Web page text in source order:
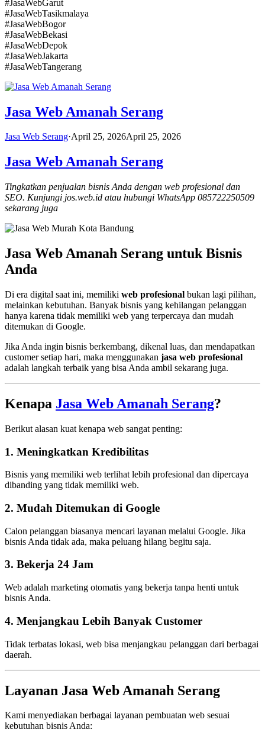
#JasaWebGarut
#JasaWebTasikmalaya
#JasaWebBogor
#JasaWebBekasi
#JasaWebDepok
#JasaWebJakarta
#JasaWebTangerang
Jasa Web Amanah Serang
Jasa Web Serang·April 25, 2026April 25, 2026
Jasa Web Amanah Serang
Tingkatkan penjualan bisnis Anda dengan web profesional dan
SEO. Kunjungi jos.web.id atau hubungi WhatsApp 085722250509
sekarang juga
Jasa Web Amanah Serang untuk Bisnis
Anda
Di era digital saat ini, memiliki web profesional bukan lagi pilihan,
melainkan kebutuhan. Banyak bisnis yang kehilangan pelanggan
hanya karena tidak memiliki web yang terpercaya dan mudah
ditemukan di Google.
Jika Anda ingin bisnis berkembang, dikenal luas, dan mendapatkan
customer setiap hari, maka menggunakan jasa web profesional
adalah langkah terbaik yang bisa Anda ambil sekarang juga.
Kenapa Jasa Web Amanah Serang?
Berikut alasan kuat kenapa web sangat penting:
1. Meningkatkan Kredibilitas
Bisnis yang memiliki web terlihat lebih profesional dan dipercaya
dibanding yang tidak memiliki web.
2. Mudah Ditemukan di Google
Calon pelanggan biasanya mencari layanan melalui Google. Jika
bisnis Anda tidak ada, maka peluang hilang begitu saja.
3. Bekerja 24 Jam
Web adalah marketing otomatis yang bekerja tanpa henti untuk
bisnis Anda.
4. Menjangkau Lebih Banyak Customer
Tidak terbatas lokasi, web bisa menjangkau pelanggan dari berbagai
daerah.
Layanan Jasa Web Amanah Serang
Kami menyediakan berbagai layanan pembuatan web sesuai
kebutuhan bisnis Anda: